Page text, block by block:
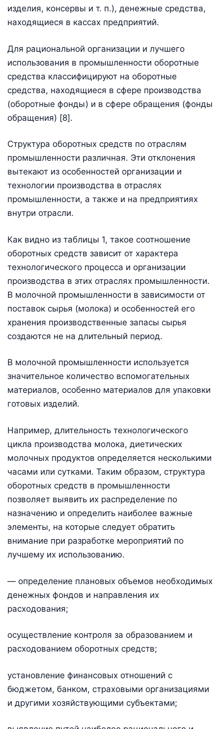
изделия, консервы и т. п.), денежные средства,
находящиеся в кассах предприятий.
Для рациональной организации и лучшего
использования в промышленности оборотные
средства классифицируют на оборотные
средства, находящиеся в сфере производства
(оборотные фонды) и в сфере обращения (фонды
обращения) [8].
Структура оборотных средств по отраслям
промышленности различная. Эти отклонения
вытекают из особенностей организации и
технологии производства в отраслях
промышленности, а также и на предприятиях
внутри отрасли.
Как видно из таблицы 1, такое соотношение
оборотных средств зависит от характера
технологического процесса и организации
производства в этих отраслях промышленности.
В молочной промышленности в зависимости от
поставок сырья (молока) и особенностей его
хранения производственные запасы сырья
создаются не на длительный период.
В молочной промышленности используется
значительное количество вспомогательных
материалов, особенно материалов для упаковки
готовых изделий.
Например, длительность технологического
цикла производства молока, диетических
молочных продуктов определяется несколькими
часами или сутками. Таким образом, структура
оборотных средств в промышленности
позволяет выявить их распределение по
назначению и определить наиболее важные
элементы, на которые следует обратить
внимание при разработке мероприятий по
лучшему их использованию.
— определение плановых объемов необходимых
денежных фондов и направления их
расходования;
осуществление контроля за образованием и
расходованием оборотных средств;
установление финансовых отношений с
бюджетом, банком, страховыми организациями
и другими хозяйствующими субъектами;